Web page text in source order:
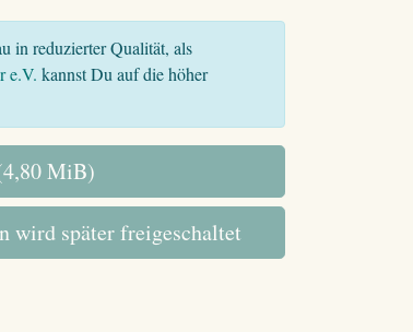
in reduzierter Qualität, als
e.V. kannst Du auf die höher
MiB)
wird später freigeschaltet